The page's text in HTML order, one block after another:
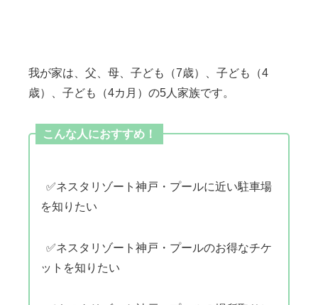
我が家は、父、母、子ども（7歳）、子ども（4
歳）、子ども（4カ月）の5人家族です。
こんな人におすすめ！
✅ネスタリゾート神戸・プールに近い駐車場
を知りたい
✅ネスタリゾート神戸・プールのお得なチケ
ットを知りたい